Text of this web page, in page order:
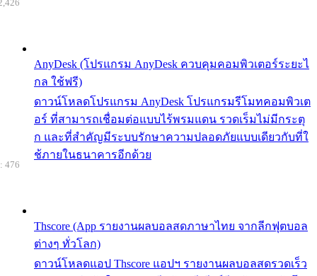
AnyDesk (โปรแกรม AnyDesk ควบคุมคอมพิวเตอร์ระยะไ
กล ใช้ฟรี)
ดาวน์โหลดโปรแกรม AnyDesk โปรแกรมรีโมทคอมพิวเต
อร์ ที่สามารถเชื่อมต่อแบบไร้พรมแดน รวดเร็มไม่มีกระตุ
ก และที่สำคัญมีระบบรักษาความปลอดภัยแบบเดียวกับที่ใ
ช้ภายในธนาคารอีกด้วย
Thscore (App รายงานผลบอลสดภาษาไทย จากลีกฟุตบอล
ต่างๆ ทั่วโลก)
ดาวน์โหลดแอป Thscore แอปฯ รายงานผลบอลสดรวดเร็ว
476